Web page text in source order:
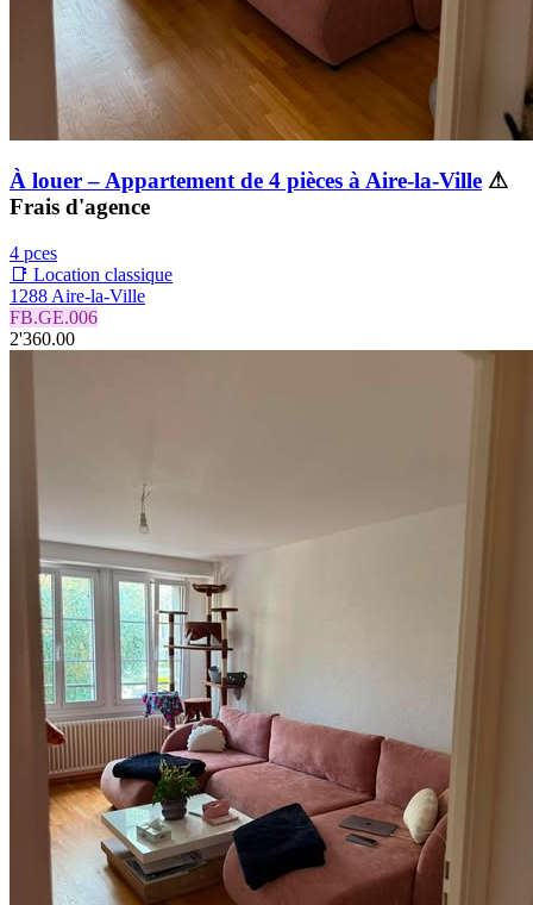
À louer – Appartement de 4 pièces à Aire-la-Ville ⚠
Frais d'agence
4 pces
📑 Location classique
1288 Aire-la-Ville
FB.GE.006
2'360.00